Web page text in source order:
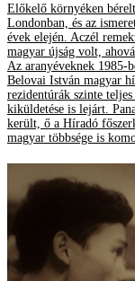
Előkelő környéken
Londonban, és az
évek elején. Aczél
magyar újság volt,
Az aranyéveknek 1985-
Belovai István magyar
rezidentúrák szinte
kiküldetése is lejárt.
került, ő a Híradó
magyar többsége is